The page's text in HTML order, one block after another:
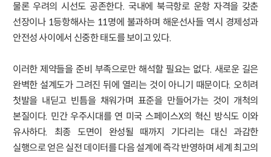
물론 우려의 시선도 공존한다. 국내에 북극항로 운항 자격을 갖춘
선장이나 1등항해사는 11명에 불과하며 해운선사들 역시 경제성과
안전성 사이에서 신중한 태도를 보이고 있다.
이러한 제약들을 준비 부족으로만 해석할 필요는 없다. 새로운 길은
완벽한 설계도가 그려진 뒤에 열리는 것이 아니기 때문이다. 오히려
첫발을 내딛고 빈틈을 채워가며 표준을 만들어가는 것이 개척의
본질이다. 민간 우주시대를 연 미국 스페이스X의 혁신 방식도 이와
유사하다. 최종 도면이 완성될 때까지 기다리는 대신 과감한
실행으로 얻은 실전 데이터를 다음 설계에 즉각 반영하며 세계 최고의